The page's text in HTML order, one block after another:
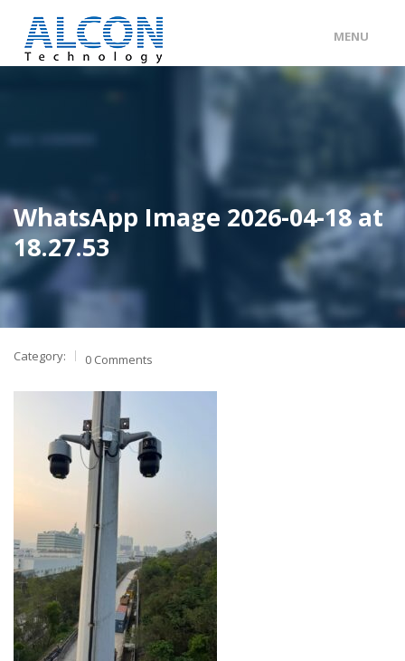
MENU
ENG / 中文
產品及服務
工程個案
聯絡我們
WhatsApp Image 2026-04-18 at
18.27.53
Category: 0 Comments